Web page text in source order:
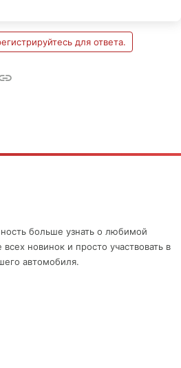
для ответа.
почта
больше узнать о любимой
новинок и просто участвовать в
автомобиля.